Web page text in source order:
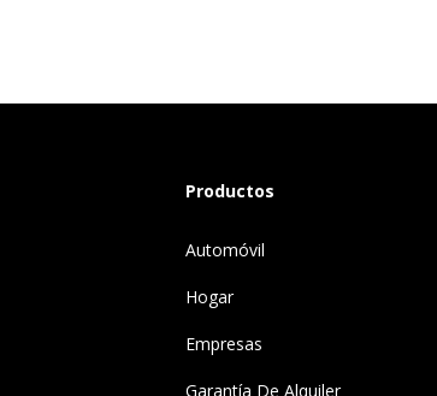
Productos
Automóvil
Hogar
Empresas
Garantía De Alquiler